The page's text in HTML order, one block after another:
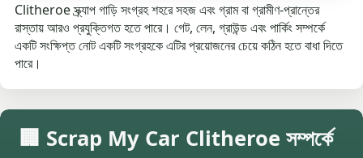
Clitheroe স্ক্র্যাপ গাড়ি সংগ্রহ শহরে সহজ এবং গ্রাম বা গ্রামীণ-প্রান্তের
রাস্তায় আরও প্রযুক্তিগত হতে পারে। গেট, লেন, গ্রাউন্ড এবং পার্কিং সম্পর্কে
একটি সংক্ষিপ্ত নোট একটি সংগ্রহকে এটির প্রয়োজনের চেয়ে কঠিন হতে বাধা দিতে
পারে।
🏢 Scrap My Car Clitheroe সম্পর্কে